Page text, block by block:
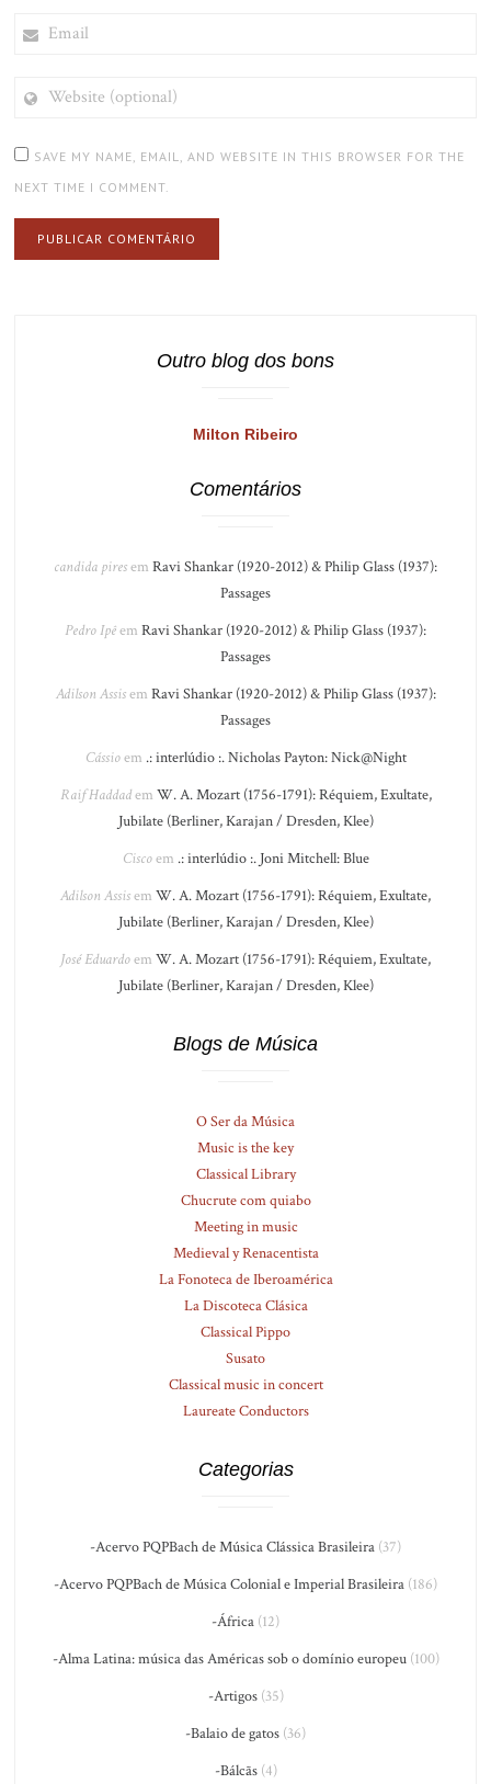
(OPTIONAL)
SAVE MY NAME, EMAIL, AND WEBSITE IN THIS BROWSER FOR THE
NEXT TIME I COMMENT.
Outro blog dos bons
Milton Ribeiro
Comentários
candida piresem Ravi Shankar (1920-2012) & Philip Glass (1937):
Passages
Pedro Ipêem Ravi Shankar (1920-2012) & Philip Glass (1937):
Passages
Adilson Assisem Ravi Shankar (1920-2012) & Philip Glass (1937):
Passages
Cássioem .: interlúdio :. Nicholas Payton: Nick@Night
Raif Haddadem W. A. Mozart (1756-1791): Réquiem, Exultate,
Jubilate (Berliner, Karajan / Dresden, Klee)
Ciscoem .: interlúdio :. Joni Mitchell: Blue
Adilson Assisem W. A. Mozart (1756-1791): Réquiem, Exultate,
Jubilate (Berliner, Karajan / Dresden, Klee)
José Eduardoem W. A. Mozart (1756-1791): Réquiem, Exultate,
Jubilate (Berliner, Karajan / Dresden, Klee)
Blogs de Música
O Ser da Música
Music is the key
Classical Library
Chucrute com quiabo
Meeting in music
Medieval y Renacentista
La Fonoteca de Iberoamérica
La Discoteca Clásica
Classical Pippo
Susato
Classical music in concert
Laureate Conductors
Categorias
-Acervo PQPBach de Música Clássica Brasileira (37)
-Acervo PQPBach de Música Colonial e Imperial Brasileira (186)
-África (12)
-Alma Latina: música das Américas sob o domínio europeu(100)
-Artigos(35)
-Balaio de gatos (36)
-Bálcãs(4)